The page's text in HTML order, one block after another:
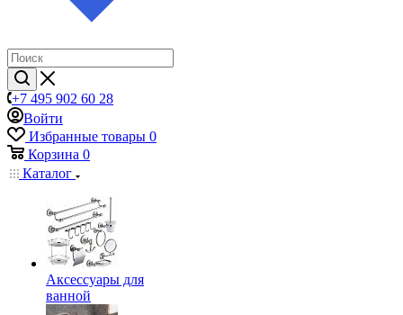
+7 495 902 60 28
Войти
Избранные товары 0
Корзина 0
Каталог
Аксессуары для
ванной